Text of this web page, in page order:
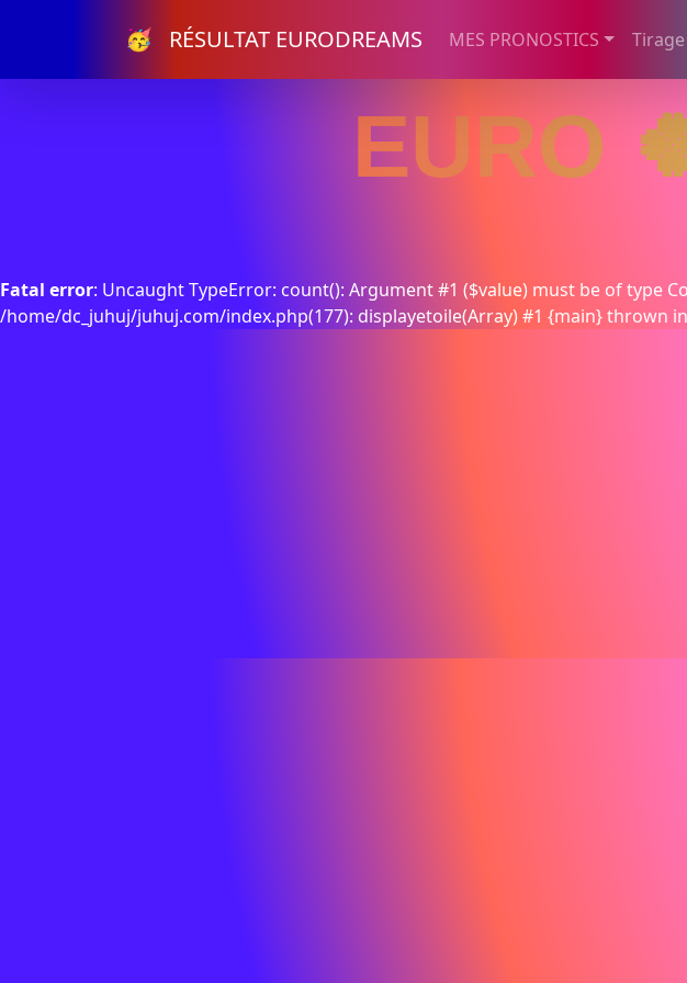
🥳 RÉSULTAT EURODREAMS MES PRONOSTICS
EURO
Fatal error: Uncaught TypeError: count(): Argument #1 ($value) must be of
/home/dc_juhuj/juhuj.com/index.php(177): displayetoile(Array) #1 {main} thrown in